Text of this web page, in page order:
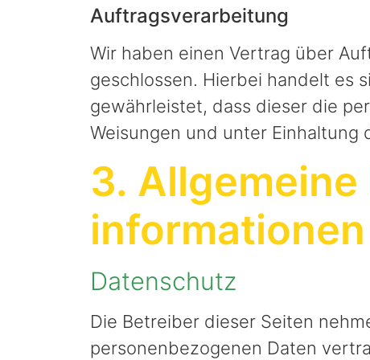
Auftragsverarbeitung
Wir haben einen Vertrag über
geschlossen. Hierbei handelt es
gewährleistet, dass dieser die
Weisungen und unter Einhaltung
3.
informationen
Datenschutz
Die Betreiber dieser Seiten
personenbezogenen Daten